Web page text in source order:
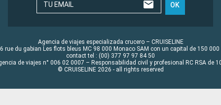
TU EMAIL OK
Agencia de viajes especializada crucero – CRUISELINE
rue du gabian Les flots bleus MC 98 000 Monaco SAM con un capital de 150 000
contact tel : (00) 377 97 97 84 50
de viajes n° 006 02 0007 – Responsabilidad civil y profesional RC RSA de
© CRUISELINE 2026 - all rights reserved